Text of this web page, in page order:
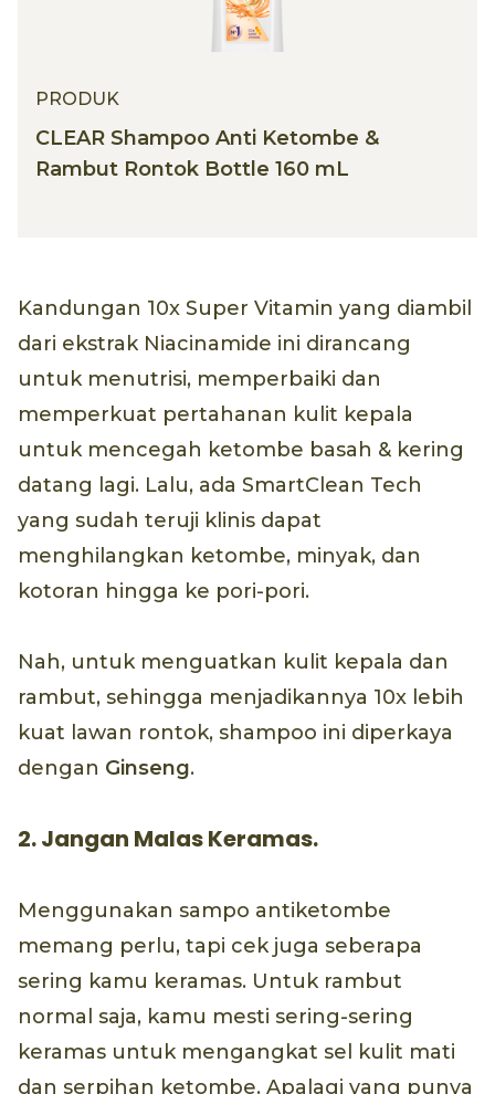
PRODUK
CLEAR Shampoo Anti Ketombe &
Rambut Rontok Bottle 160 mL
Kandungan 10x Super Vitamin yang diambil
dari ekstrak Niacinamide ini dirancang
untuk menutrisi, memperbaiki dan
memperkuat pertahanan kulit kepala
untuk mencegah ketombe basah & kering
datang lagi. Lalu, ada SmartClean Tech
yang sudah teruji klinis dapat
menghilangkan ketombe, minyak, dan
kotoran hingga ke pori-pori.
Nah, untuk menguatkan kulit kepala dan
rambut, sehingga menjadikannya 10x lebih
kuat lawan rontok, shampoo ini diperkaya
dengan Ginseng.
2. Jangan Malas Keramas.
Menggunakan sampo antiketombe
memang perlu, tapi cek juga seberapa
sering kamu keramas. Untuk rambut
normal saja, kamu mesti sering-sering
keramas untuk mengangkat sel kulit mati
dan serpihan ketombe. Apalagi yang punya